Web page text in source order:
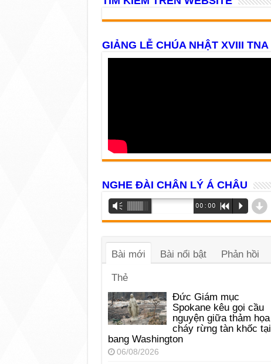
GIẢNG LỄ CHÚA NHẬT XVIII TNA
NGHE ĐÀI CHÂN LÝ Á CHÂU
Trình
phát
âm
Vm 00:00 R P d
Bài mới Bài nổi bật Phản hồi
Thẻ
Đức Giám mục
Spokane kêu gọi cầu
nguyện giữa thảm họa
cháy rừng tàn khốc tại
bang Washington
06/08/2026